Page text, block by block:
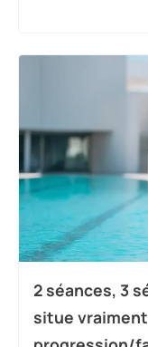
2 séances, 3
situe